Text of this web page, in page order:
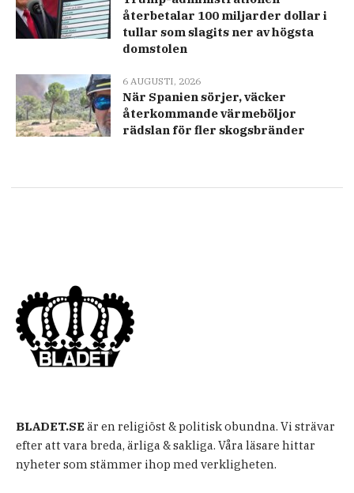
återbetalar 100 miljarder dollar i
tullar som slagits ner av högsta
domstolen
6 AUGUSTI, 2026
När Spanien sörjer, väcker
återkommande värmeböljor
rädslan för fler skogsbränder
BLADET.SE är en religiöst & politisk obundna. Vi strävar
efter att vara breda, ärliga & sakliga. Våra läsare hittar
nyheter som stämmer ihop med verkligheten.